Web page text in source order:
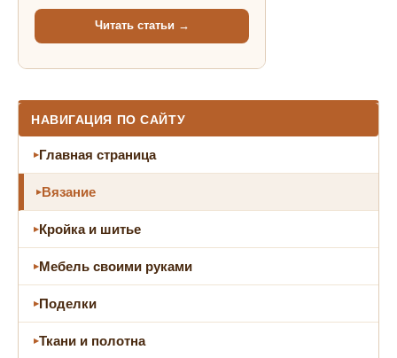
Читать статьи →
НАВИГАЦИЯ ПО САЙТУ
Главная страница
Вязание
Кройка и шитье
Мебель своими руками
Поделки
Ткани и полотна